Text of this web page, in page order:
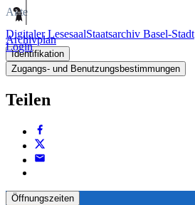
Digitaler LesesaalStaatsarchiv Basel-Stadt
Login
Akte
Archivplan
Identifikation
Zugangs- und Benutzungsbestimmungen
Teilen
Öffnungszeiten